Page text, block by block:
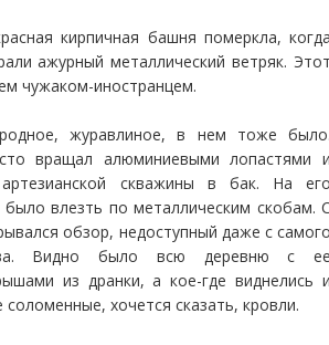
кирпичная башня померкла,
ажурный металлический ветряк.
чужаком-иностранцем.
журавлиное, в нем тоже
вращал алюминиевыми лопастями
скважины в бак. На
влезть по металлическим скобам.
обзор, недоступный даже с
Видно было всю деревню с
из дранки, а кое-где виднелись
хочется сказать, кровли.